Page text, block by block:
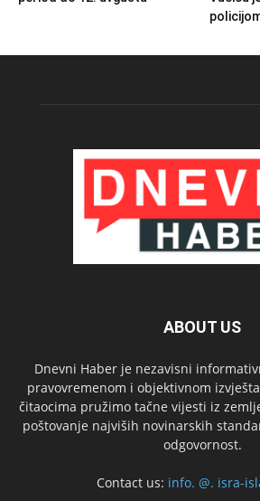
ABOUT US
Dnevni Haber je nezavisni
pravovremenom i objektivnom
čitaocima pružimo tačne vijesti iz
poštovanje najviših novinarskih
odgovornost.
Contact us: info. @. isra-